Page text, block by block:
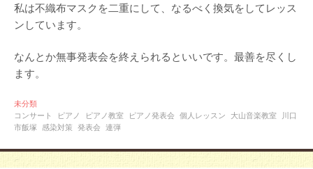
私は不織布マスクを二重にして、なるべく換気をしてレッス
ンしています。
なんとか無事発表会を終えられるといいです。最善を尽くし
ます。
未分類
コンサート
ピアノ ピアノ教室 ピアノ発表会 個人レッスン 大山音楽教室
川口
市飯塚 感染対策 発表会 連弾